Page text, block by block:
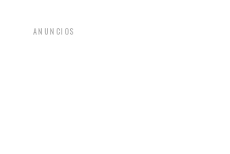
ANUNCIOS